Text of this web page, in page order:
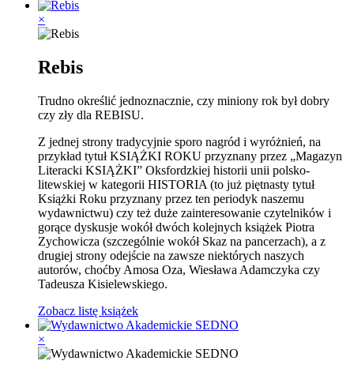
×
Rebis
Trudno określić jednoznacznie, czy miniony rok był dobry
czy zły dla REBISU.
Z jednej strony tradycyjnie sporo nagród i wyróżnień, na
przykład tytuł KSIĄŻKI ROKU przyznany przez „Magazyn
Literacki KSIĄŻKI” Oksfordzkiej historii unii polsko-
litewskiej w kategorii HISTORIA (to już piętnasty tytuł
Książki Roku przyznany przez ten periodyk naszemu
wydawnictwu) czy też duże zainteresowanie czytelników i
gorące dyskusje wokół dwóch kolejnych książek Piotra
Zychowicza (szczególnie wokół Skaz na pancerzach), a z
drugiej strony odejście na zawsze niektórych naszych
autorów, choćby Amosa Oza, Wiesława Adamczyka czy
Tadeusza Kisielewskiego.
Zobacz listę książek
×